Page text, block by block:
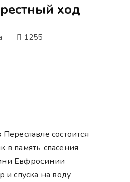
ход
1255
состоится
в память спасения
Евфросинии
и спуска на воду